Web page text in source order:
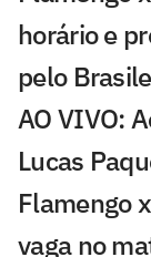
horário e
pelo
AO VIVO:
Lucas
Flamengo
vaga no